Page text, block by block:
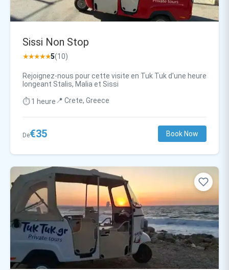
Sissi Non Stop
★★★★★5(10)
Rejoignez-nous pour cette visite en Tuk Tuk d'une heure
longeant Stalis, Malia et Sissi
⏱️ 1 heure📍 Crete, Greece
De€35 Book Now